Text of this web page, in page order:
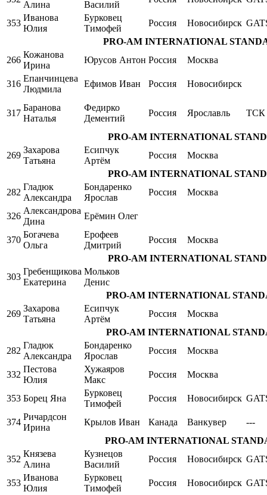
Алина
Василий
353
Иванова
Юлия
Бурковец
Тимофей
Россия Новосибирск
PRO-AM INTERNATIONAL
266
Кожанова
Ирина
Юрусов Антон Россия Москва
316
Епанчинцева
Людмила
Ефимов Иван Россия Новосибирск
317
Баранова
Наталья
Федирко
Дементий
Россия Ярославль ТСК
PRO-AM INTERNATIONAL
269
Захарова
Татьяна
Есипчук
Артём
Россия
Москва
PRO-AM INTERNATIONAL
282
Гладюк
Александра
Бондаренко
Ярослав
Россия Москва
326
Александрова
Дина
Ерёмин Олег
370
Богачева
Ольга
Ерофеев
Дмитрий
Россия
Москва
PRO-AM INTERNATIONAL
303
Гребенщикова
Екатерина
Мольков
Денис
PRO-AM INTERNATIONAL
269
Захарова
Татьяна
Есипчук
Артём
Россия
Москва
PRO-AM INTERNATIONAL
282
Гладюк
Александра
Бондаренко
Ярослав
Россия Москва
332
Пестова
Юлия
Хужаяров
Макс
Россия Москва
353 Борец Яна
Бурковец
Тимофей
Россия Новосибирск
374
Ричардсон
Ирина
Крылов Иван Канада Ванкувер
---
PRO-AM INTERNATIONAL
352
Князева
Алина
Кузнецов
Василий
Россия Новосибирск
353
Иванова
Юлия
Бурковец
Тимофей
Россия Новосибирск